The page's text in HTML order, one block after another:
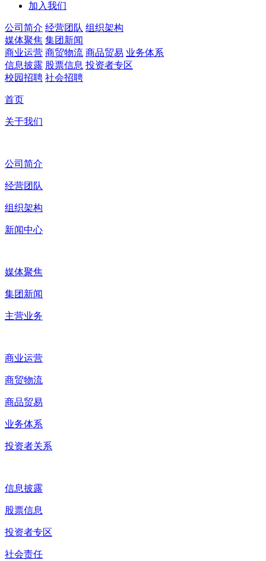
加入我们
公司简介 经营团队 组织架构
媒体聚焦 集团新闻
商业运营 商贸物流 商品贸易 业务体系
信息披露 股票信息 投资者专区
校园招聘 社会招聘
首页
关于我们
公司简介
经营团队
组织架构
新闻中心
媒体聚焦
集团新闻
主营业务
商业运营
商贸物流
商品贸易
业务体系
投资者关系
信息披露
股票信息
投资者专区
社会责任